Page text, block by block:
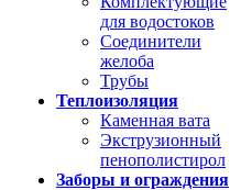
для водостоков
Соединители
желоба
Трубы
Теплоизоляция
Каменная вата
Экструзионный
пенополистирол
Заборы и ограждения